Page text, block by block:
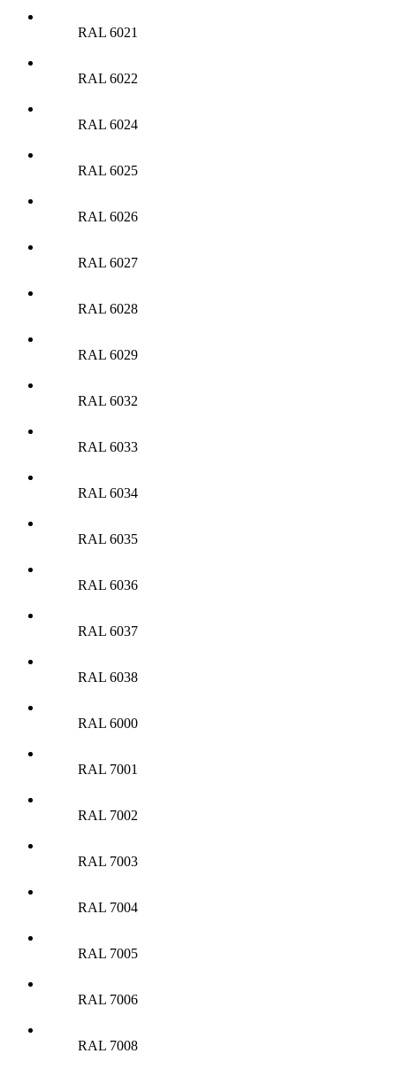
RAL 6021
RAL 6022
RAL 6024
RAL 6025
RAL 6026
RAL 6027
RAL 6028
RAL 6029
RAL 6032
RAL 6033
RAL 6034
RAL 6035
RAL 6036
RAL 6037
RAL 6038
RAL 6000
RAL 7001
RAL 7002
RAL 7003
RAL 7004
RAL 7005
RAL 7006
RAL 7008